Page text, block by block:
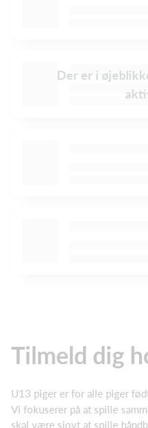
Der er i
Tilmeld dig
U13 piger er for alle piger
Vi fokuserer på at spille
skal være sjovt at spille